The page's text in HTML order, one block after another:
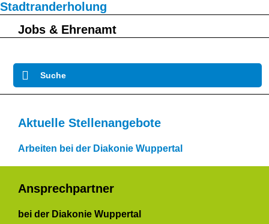
Stadtranderholung
Jobs & Ehrenamt
Suche
Aktuelle Stellenangebote
Arbeiten bei der Diakonie Wuppertal
Ansprechpartner
bei der Diakonie Wuppertal